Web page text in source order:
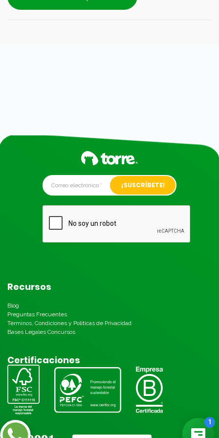
Alternative:
Recursos
Blog
Preguntas Frecuentes
Términos, Condiciones y Políticas de Privacidad
Bases Legales Concursos
Certificaciones